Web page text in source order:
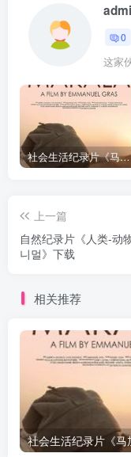
0
这家
社会生活纪录片《马加拉 Makala》下载
上一篇
自然纪录片《人类-动
니멀》下载
相关推荐